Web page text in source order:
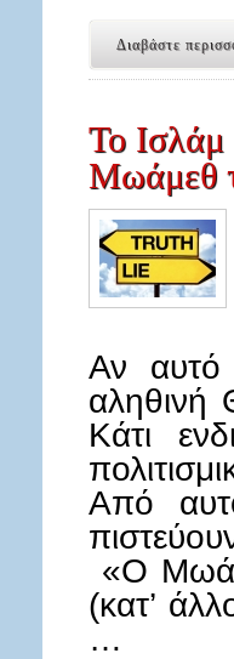
Διαβάστε
Το Ισλάμ
Μωάμεθ
Αν αυτό
αληθινή
Κάτι
Από
«Ο
(κατ’
…